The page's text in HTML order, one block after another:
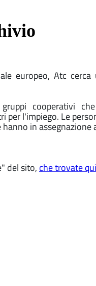
europeo, Atc
cooperativi
l'impiego. Le
in assegnazione
del sito, che trovate qui